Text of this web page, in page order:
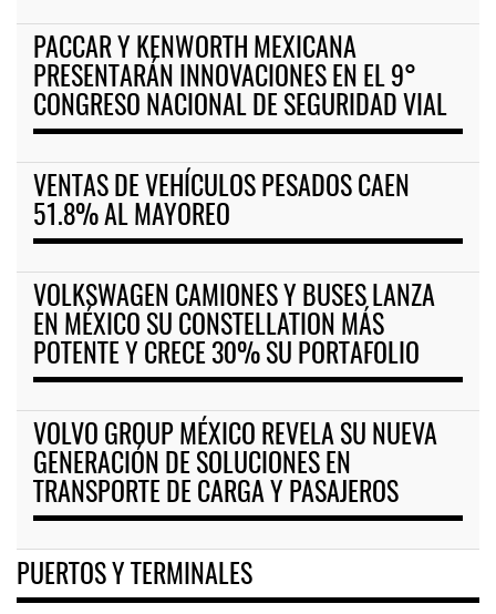
PACCAR Y KENWORTH MEXICANA
PRESENTARÁN INNOVACIONES EN EL 9°
CONGRESO NACIONAL DE SEGURIDAD VIAL
VENTAS DE VEHÍCULOS PESADOS CAEN
51.8% AL MAYOREO
VOLKSWAGEN CAMIONES Y BUSES LANZA
EN MÉXICO SU CONSTELLATION MÁS
POTENTE Y CRECE 30% SU PORTAFOLIO
VOLVO GROUP MÉXICO REVELA SU NUEVA
GENERACIÓN DE SOLUCIONES EN
TRANSPORTE DE CARGA Y PASAJEROS
PUERTOS Y TERMINALES